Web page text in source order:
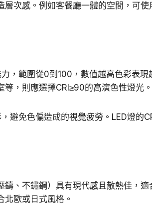
次感。例如客餐廳一體的空間，可
，範圍從0到100，數值越高色彩表
，則應選擇CRI≥90的高演色性燈光。
避免色偏造成的視覺疲勞。LED燈的
、不鏽鋼）具有現代感且散熱佳，
歐或日式風格。